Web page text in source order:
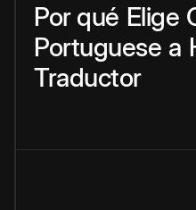
Por qué Elige
Portuguese a
Traductor